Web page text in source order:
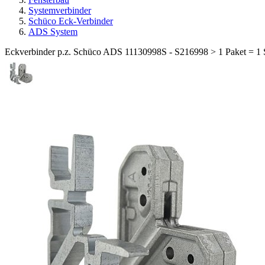
Systemverbinder
Schüco Eck-Verbinder
ADS System
Eckverbinder p.z. Schüco ADS 11130998S - S216998 > 1 Paket = 1